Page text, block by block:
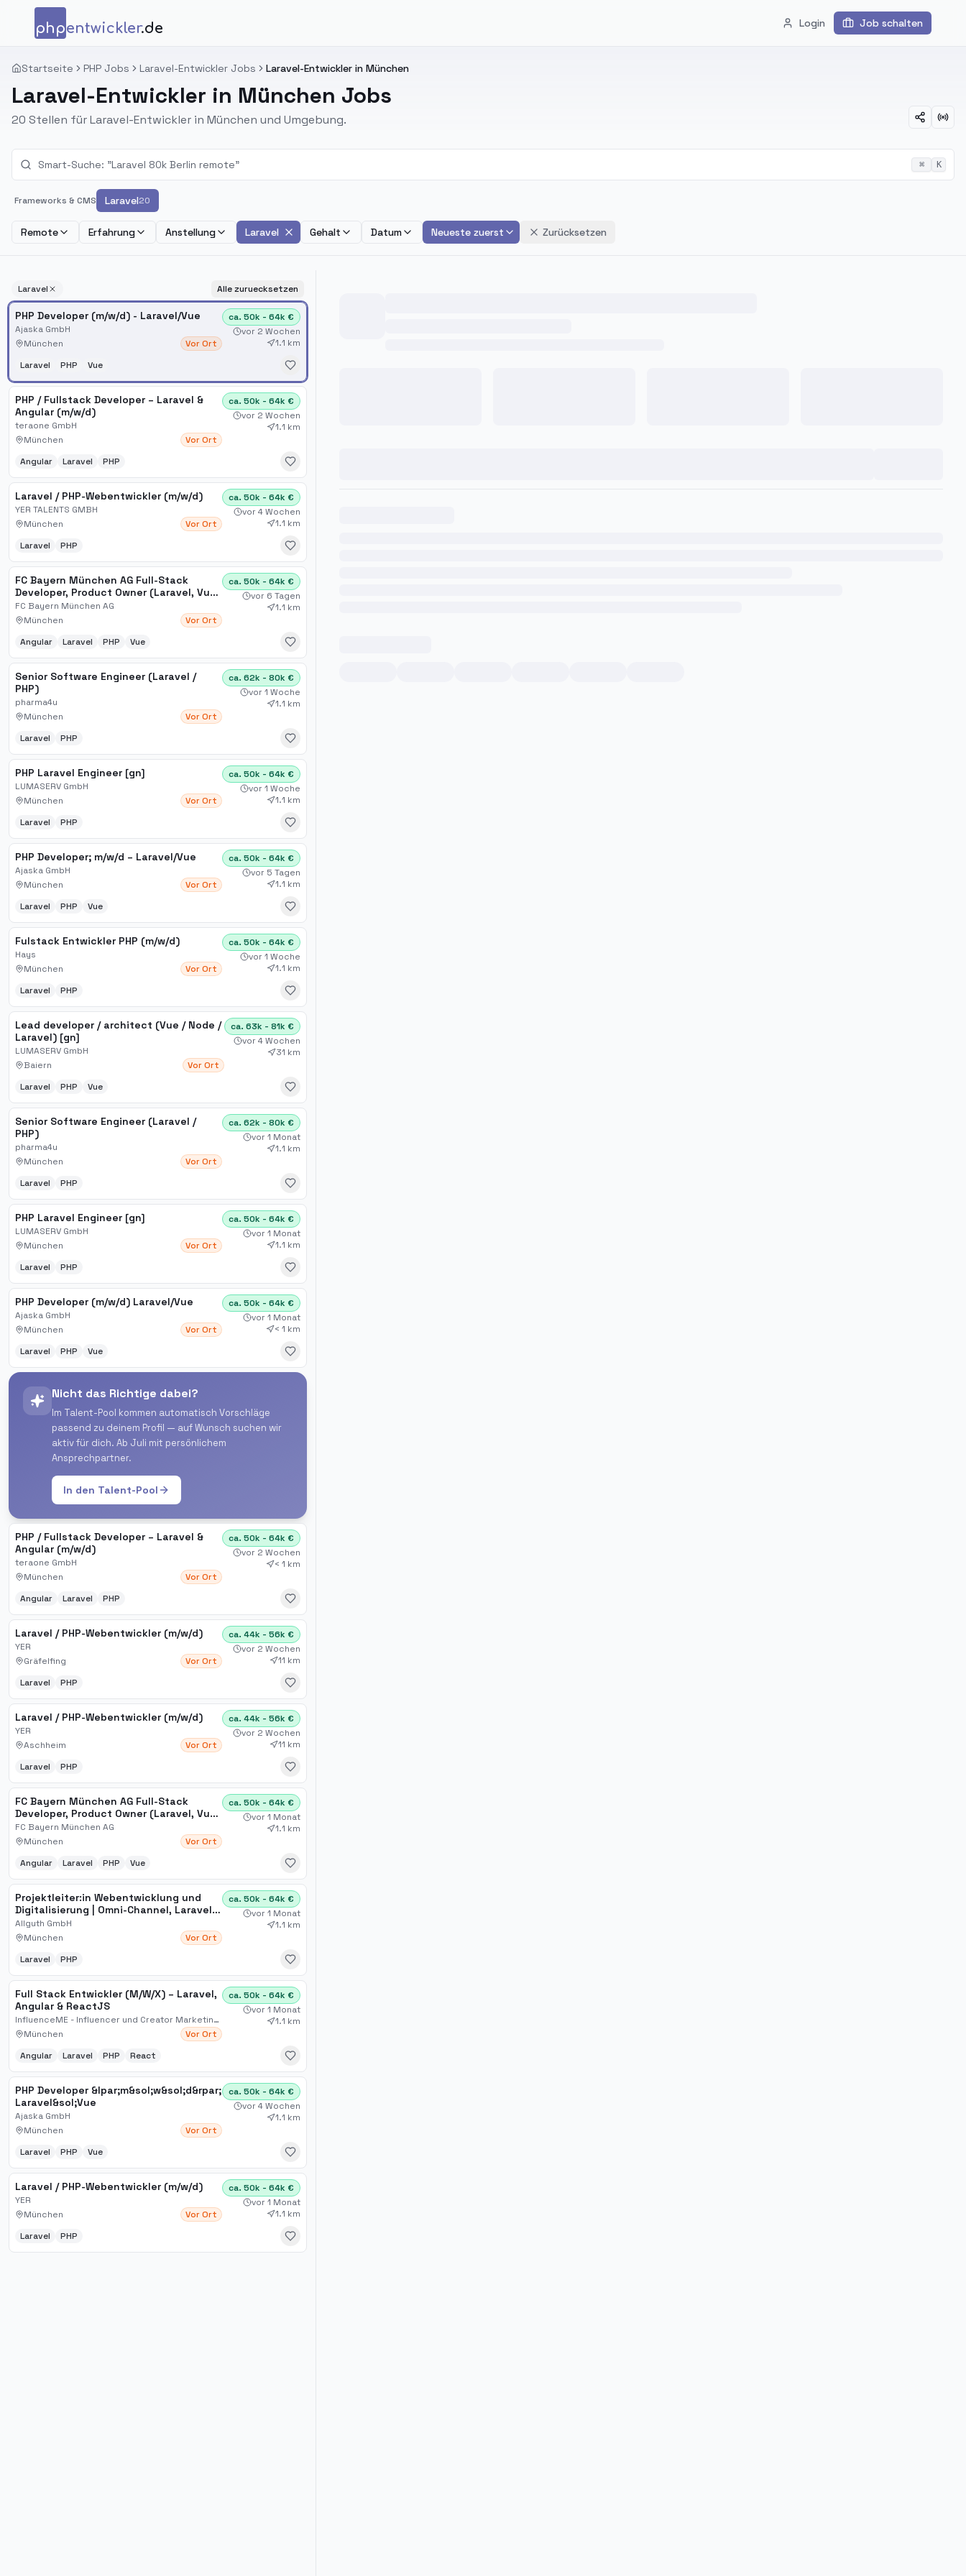
Zum Inhalt springen
phpentwickler.de Login Job schalten
Startseite PHP Jobs Laravel-Entwickler Jobs Laravel-Entwickler in München
Laravel-Entwickler in München Jobs
20 Stellen für Laravel-Entwickler in München und Umgebung.
⌘ K
Frameworks & CMS Laravel20
Remote Erfahrung Anstellung Laravel Gehalt Datum Neueste zuerst Zurücksetzen
Laravel Alle zuruecksetzen
PHP Developer (m/w/d) - Laravel/Vue
Ajaska GmbH
München
Vor Ort
ca. 50k - 64k €
vor 2 Wochen
1.1 km
Laravel
PHP Vue
PHP / Fullstack Developer – Laravel &
Angular (m/w/d)
teraone GmbH
München
Vor Ort
ca. 50k - 64k €
vor 2 Wochen
1.1 km
Angular Laravel PHP
Laravel / PHP-Webentwickler (m/w/d)
YER TALENTS GMBH
München
Vor Ort
ca. 50k - 64k €
vor 4 Wochen
1.1 km
Laravel
PHP
FC Bayern München AG Full-Stack
Developer, Product Owner (Laravel, Vue
JS, Angular) Munich, Ger[...]
FC Bayern München AG
München
Vor Ort
ca. 50k - 64k €
vor 6 Tagen
1.1 km
Angular Laravel PHP Vue
Senior Software Engineer (Laravel /
PHP)
pharma4u
München
Vor Ort
ca. 62k - 80k €
vor 1 Woche
1.1 km
Laravel PHP
PHP Laravel Engineer [gn]
LUMASERV GmbH
München
Vor Ort
ca. 50k - 64k €
vor 1 Woche
1.1 km
Laravel
PHP
PHP Developer; m​/w​/d – Laravel​/Vue
Ajaska GmbH
München
Vor Ort
ca. 50k - 64k €
vor 5 Tagen
1.1 km
Laravel
PHP Vue
Fulstack Entwickler PHP (m/w/d)
Hays
München
Vor Ort
ca. 50k - 64k €
vor 1 Woche
1.1 km
Laravel
PHP
Lead developer / architect (Vue / Node /
Laravel) [gn]
LUMASERV GmbH
Baiern
Vor Ort
ca. 63k - 81k €
vor 4 Wochen
31 km
Laravel PHP Vue
Senior Software Engineer (Laravel /
PHP)
pharma4u
München
Vor Ort
ca. 62k - 80k €
vor 1 Monat
1.1 km
Laravel PHP
PHP Laravel Engineer [gn]
LUMASERV GmbH
München
Vor Ort
ca. 50k - 64k €
vor 1 Monat
1.1 km
Laravel
PHP
PHP Developer (m/w/d) Laravel/Vue
Ajaska GmbH
München
Vor Ort
ca. 50k - 64k €
vor 1 Monat
< 1 km
Laravel
PHP Vue
Nicht das Richtige dabei?
Im Talent-Pool kommen automatisch Vorschläge
passend zu deinem Profil — auf Wunsch suchen wir
aktiv für dich. Ab Juli mit persönlichem
Ansprechpartner.
In den Talent-Pool
PHP / Fullstack Developer – Laravel &
Angular (m/w/d)
teraone GmbH
München
Vor Ort
ca. 50k - 64k €
vor 2 Wochen
< 1 km
Angular Laravel PHP
Laravel / PHP-Webentwickler (m/w/d)
YER
Gräfelfing
Vor Ort
ca. 44k - 56k €
vor 2 Wochen
11 km
Laravel
PHP
Laravel / PHP-Webentwickler (m/w/d)
YER
Aschheim
Vor Ort
ca. 44k - 56k €
vor 2 Wochen
11 km
Laravel
PHP
FC Bayern München AG Full-Stack
Developer, Product Owner (Laravel, Vue
JS, Angular) Munich, Ger[...]
FC Bayern München AG
München
Vor Ort
ca. 50k - 64k €
vor 1 Monat
1.1 km
Angular Laravel PHP Vue
Projektleiter:in Webentwicklung und
Digitalisierung | Omni-Channel, Laravel,
B2B | Inhouse (m/w/d)
Allguth GmbH
München
Vor Ort
ca. 50k - 64k €
vor 1 Monat
1.1 km
Laravel PHP
Full Stack Entwickler (M/W/X) – Laravel,
Angular & ReactJS
InfluenceME - Influencer und Creator Marketing mit System
München
Vor Ort
ca. 50k - 64k €
vor 1 Monat
1.1 km
Angular Laravel PHP React
PHP Developer &lpar;m&sol;w&sol;d&rpar;
Laravel&sol;Vue
Ajaska GmbH
München
Vor Ort
ca. 50k - 64k €
vor 4 Wochen
1.1 km
Laravel PHP Vue
Laravel / PHP-Webentwickler (m/w/d)
YER
München
Vor Ort
ca. 50k - 64k €
vor 1 Monat
1.1 km
Laravel
PHP